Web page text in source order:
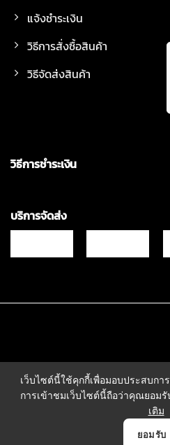
แจ้งชำระเงิน
วิธีการสั่งซื้อสินค้า
วิธีจัดส่งสินค้า
วิธีการชำระเงิน
บริการจัดส่ง
เว็บไซต์นี้ใช้คุกกี้เพื่อมอบประสบก
การเข้าชมเว็บไซต์นี้ถือว่าคุณยอมรั
เติม
ยอมรับ